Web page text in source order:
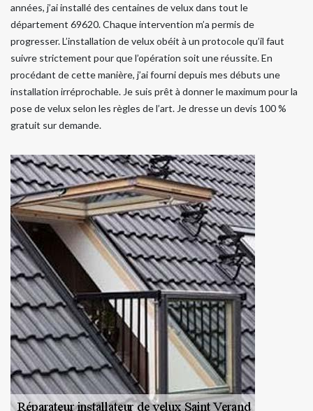
années, j’ai installé des centaines de velux dans tout le
département 69620. Chaque intervention m’a permis de
progresser. L’installation de velux obéit à un protocole qu’il faut
suivre strictement pour que l’opération soit une réussite. En
procédant de cette manière, j’ai fourni depuis mes débuts une
installation irréprochable. Je suis prêt à donner le maximum pour la
pose de velux selon les règles de l’art. Je dresse un devis 100 %
gratuit sur demande.